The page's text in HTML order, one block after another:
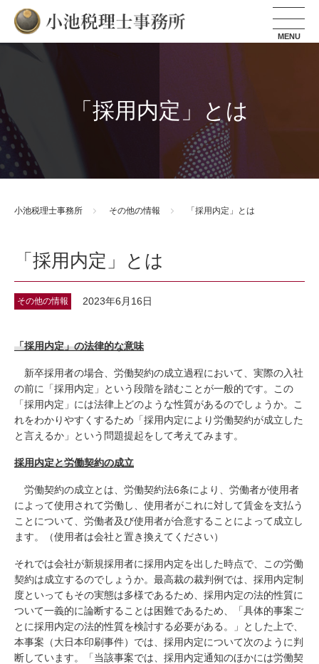
小池税理士事務所
「採用内定」とは
小池税理士事務所 その他の情報 「採用内定」とは
「採用内定」とは
その他の情報 2023年6月16日
「採用内定」の法律的な意味
新卒採用者の場合、労働契約の成立過程において、実際の入社
の前に「採用内定」という段階を踏むことが一般的です。この
「採用内定」には法律上どのような性質があるのでしょうか。こ
れをわかりやすくするため「採用内定により労働契約が成立した
と言えるか」という問題提起をして考えてみます。
採用内定と労働契約の成立
労働契約の成立とは、労働契約法6条により、労働者が使用者
によって使用されて労働し、使用者がこれに対して賃金を支払う
ことについて、労働者及び使用者が合意することによって成立し
ます。（使用者は会社と置き換えてください）
それでは会社が新規採用者に採用内定を出した時点で、この労働
契約は成立するのでしょうか。最高裁の裁判例では、採用内定制
度といってもその実態は多様であるため、採用内定の法的性質に
ついて一義的に論断することは困難であるため、「具体的事案ご
とに採用内定の法的性質を検討する必要がある。」とした上で、
本事案（大日本印刷事件）では、採用内定について次のように判
断しています。「当該事案では、採用内定通知のほかには労働契